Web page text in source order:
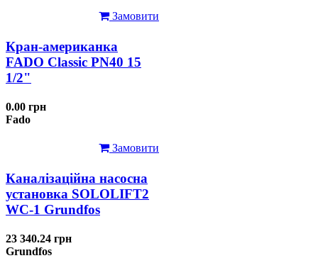
Замовити
Кран-американка
FADO Classic PN40 15
1/2"
0.00 грн
Fado
Замовити
Каналізаційна насосна
установка SOLOLIFT2
WC-1 Grundfos
23 340.24 грн
Grundfos